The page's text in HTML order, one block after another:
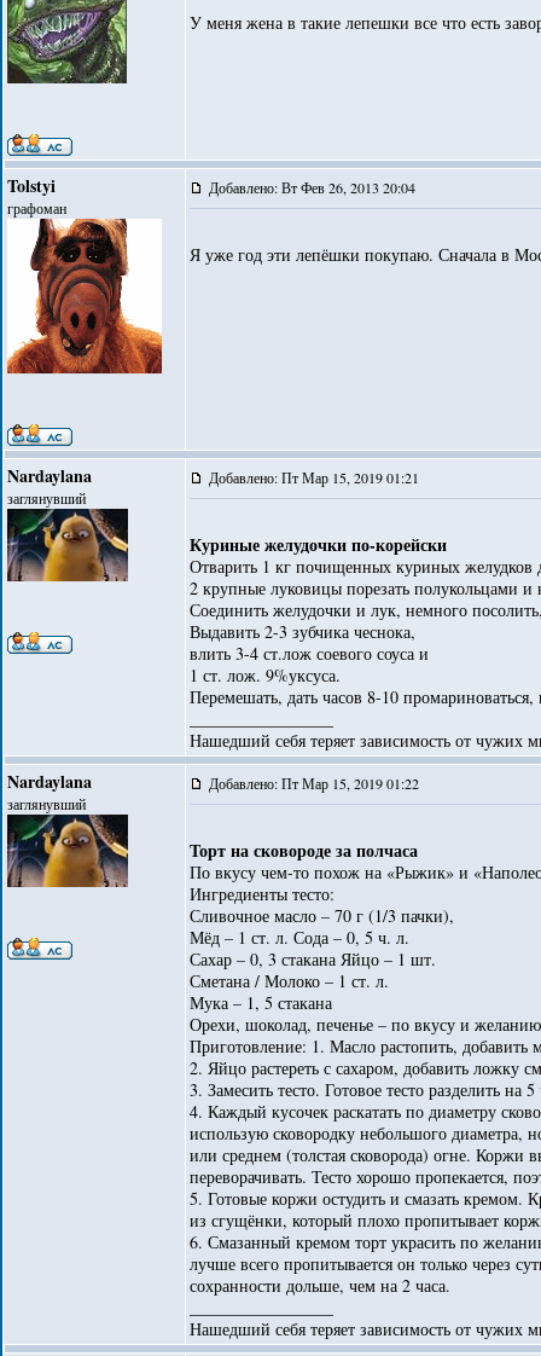
У меня жена в такие лепешки все что есть
Tolstyi
графоман
Добавлено: Вт Фев 26, 2013 20:04
Я уже год эти лепёшки покупаю. Сначала в
Nardaylana
заглянувший
Добавлено: Пт Мар 15, 2019 01:21
Куриные желудочки по-корейски
Отварить 1 кг почищенных куриных желудков
2 крупные луковицы порезать полукольцами и
Соединить желудочки и лук, немного
Выдавить 2-3 зубчика чеснока,
влить 3-4 ст.лож соевого соуса и
1 ст. лож. 9%уксуса.
Перемешать, дать часов 8-10
Нашедший себя теряет зависимость от чужих
Nardaylana
заглянувший
Добавлено: Пт Мар 15, 2019 01:22
Торт на сковороде за полчаса
По вкусу чем-то похож на «Рыжик» и
Ингредиенты тесто:
Сливочное масло – 70 г (1/3 пачки),
Мёд – 1 ст. л. Сода – 0, 5 ч. л.
Сахар – 0, 3 стакана Яйцо – 1 шт.
Сметана / Молоко – 1 ст. л.
Мука – 1, 5 стакана
Орехи, шоколад, печенье – по вкусу и желанию
Приготовление: 1. Масло растопить, добавить
2. Яйцо растереть с сахаром, добавить ложку
3. Замесить тесто. Готовое тесто разделить на 5
4. Каждый кусочек раскатать по диаметру
использую сковородку небольшого диаметра,
или среднем (толстая сковорода) огне.
переворачивать. Тесто хорошо пропекается,
5. Готовые коржи остудить и смазать кремом.
из сгущёнки, который плохо пропитывает
6. Смазанный кремом торт украсить по
лучше всего пропитывается он только через
сохранности дольше, чем на 2 часа.
Нашедший себя теряет зависимость от чужих